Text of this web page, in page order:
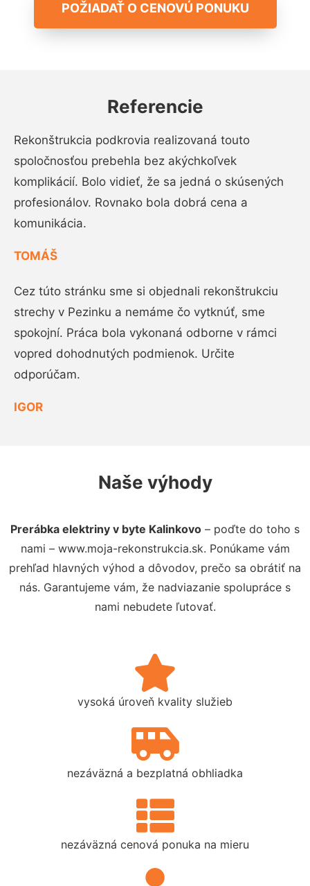
POŽIADAŤ O CENOVÚ PONUKU
Referencie
Rekonštrukcia podkrovia realizovaná touto
spoločnosťou prebehla bez akýchkoľvek
komplikácií. Bolo vidieť, že sa jedná o skúsených
profesionálov. Rovnako bola dobrá cena a
komunikácia.
TOMÁŠ
Cez túto stránku sme si objednali rekonštrukciu
strechy v Pezinku a nemáme čo vytknúť, sme
spokojní. Práca bola vykonaná odborne v rámci
vopred dohodnutých podmienok. Určite
odporúčam.
IGOR
Naše výhody
Prerábka elektriny v byte Kalinkovo – poďte do toho s
nami – www.moja-rekonstrukcia.sk. Ponúkame vám
prehľad hlavných výhod a dôvodov, prečo sa obrátiť na
nás. Garantujeme vám, že nadviazanie spolupráce s
nami nebudete ľutovať.
vysoká úroveň kvality služieb
nezáväzná a bezplatná obhliadka
nezáväzná cenová ponuka na mieru